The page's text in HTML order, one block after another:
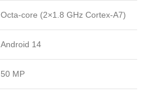
Octa-core (2×1.8 GHz Cortex-A7)
Android 14
50 MP